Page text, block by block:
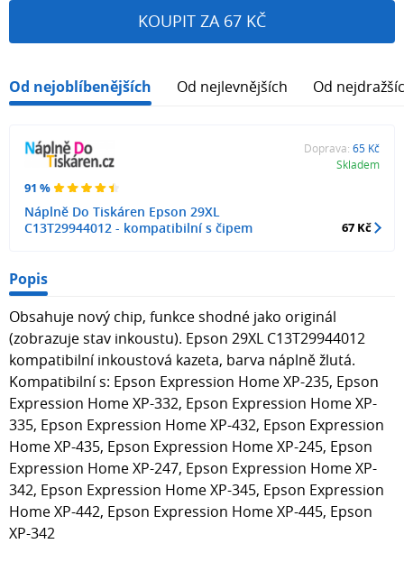
KOUPIT ZA 67 KČ
Od nejoblíbenějších Od nejlevnějších Od
91 %
Náplně Do Tiskáren Epson 29XL
C13T29944012 - kompatibilní s čipem
Doprava: 65 Kč
Skladem
67 Kč
Popis
Obsahuje nový chip, funkce shodné jako originál
(zobrazuje stav inkoustu). Epson 29XL C13T29944012
kompatibilní inkoustová kazeta, barva náplně žlutá.
Kompatibilní s: Epson Expression Home XP-235, Epson
Expression Home XP-332, Epson Expression Home XP-
335, Epson Expression Home XP-432, Epson Expression
Home XP-435, Epson Expression Home XP-245, Epson
Expression Home XP-247, Epson Expression Home XP-
342, Epson Expression Home XP-345, Epson Expression
Home XP-442, Epson Expression Home XP-445, Epson
XP-342